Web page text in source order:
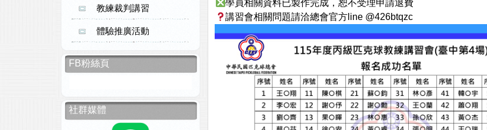
教練裁判講習
體驗推廣活動
FB粉絲頁
社群媒體
學員相關資料已製作完成，恕不受理申請退費
講習會相關問題請洽總會官方line @426btqzc